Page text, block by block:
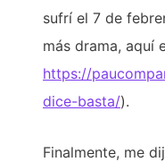
sufrí el 7 de
más drama, aquí
https://
dice-basta/).
Finalmente, me